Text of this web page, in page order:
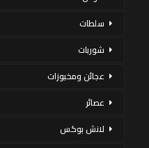
سلطات
شوربات
عجائن ومخبوزات
عصائر
لانش بوكس